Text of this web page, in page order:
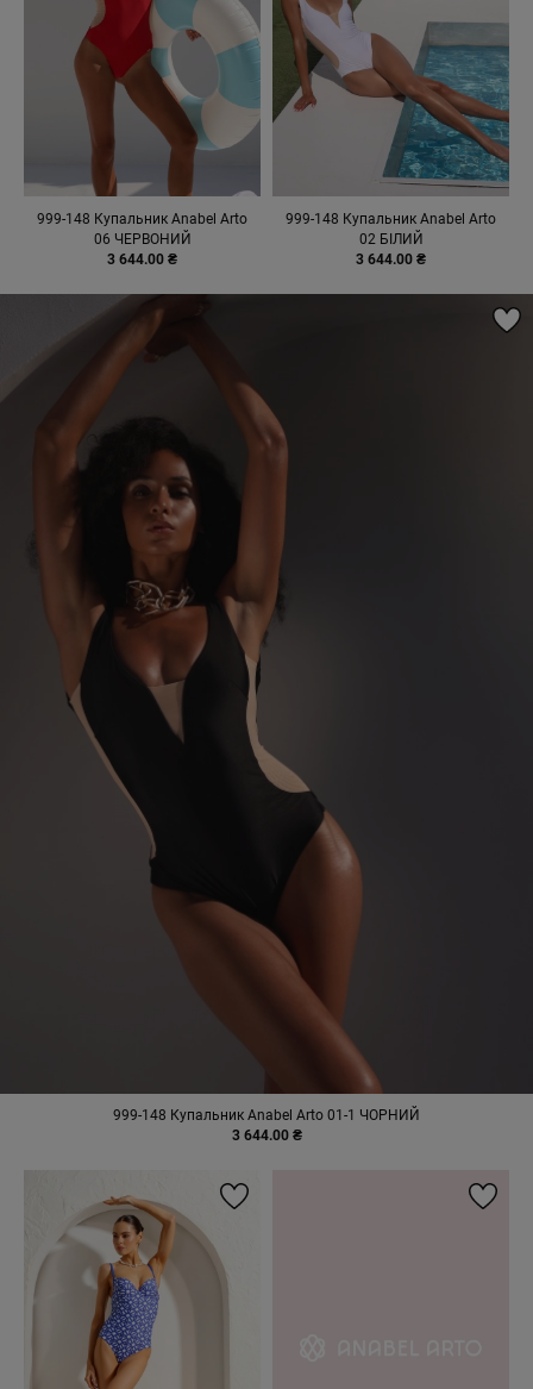
999-148 Купальник Anabel Arto
06 ЧЕРВОНИЙ
3 644.00 ₴
999-148 Купальник Anabel Arto
02 БІЛИЙ
3 644.00 ₴
999-148 Купальник Anabel Arto 01-1 ЧОРНИЙ
3 644.00 ₴